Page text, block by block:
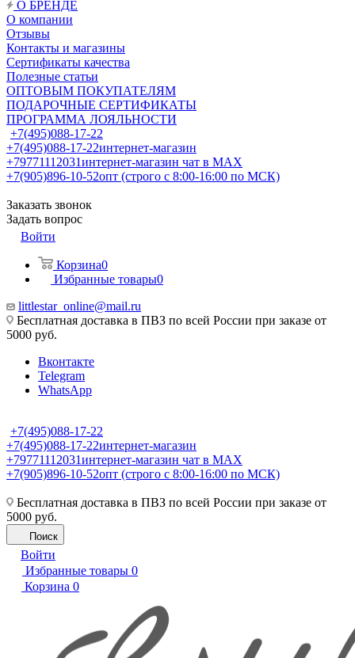
О БРЕНДЕ
О компании
Отзывы
Контакты и магазины
Сертификаты качества
Полезные статьи
ОПТОВЫМ ПОКУПАТЕЛЯМ
ПОДАРОЧНЫЕ СЕРТИФИКАТЫ
ПРОГРАММА ЛОЯЛЬНОСТИ
+7(495)088-17-22
+7(495)088-17-22интернет-магазин
+79771112031интернет-магазин чат в MAX
+7(905)896-10-52опт (строго с 8:00-16:00 по МСК)
Заказать звонок
Задать вопрос
Войти
Корзина0
Избранные товары0
littlestar_online@mail.ru
Бесплатная доставка в ПВЗ по всей России при заказе от
5000 руб.
Вконтакте
Telegram
WhatsApp
+7(495)088-17-22
+7(495)088-17-22интернет-магазин
+79771112031интернет-магазин чат в MAX
+7(905)896-10-52опт (строго с 8:00-16:00 по МСК)
Бесплатная доставка в ПВЗ по всей России при заказе от
5000 руб.
Поиск
Войти
Избранные товары 0
Корзина 0